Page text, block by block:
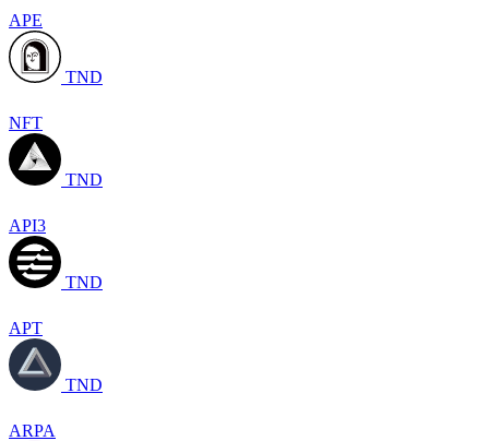
APE
TND
NFT
TND
API3
TND
APT
TND
ARPA